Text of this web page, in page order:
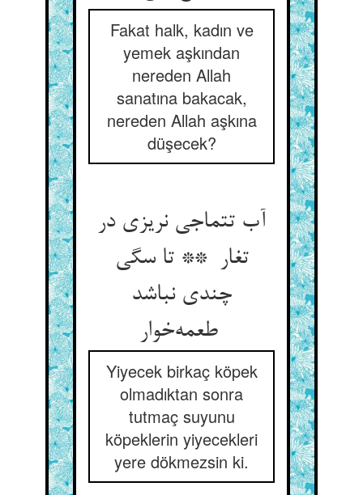
Fakat halk, kadın ve
yemek aşkından
nereden Allah
sanatına bakacak,
nereden Allah aşkına
düşecek?
آب تتماجی نریزی در
تغار ** تا سگی
چندی نباشد
طعمه‌خوار
Yiyecek birkaç köpek
olmadıktan sonra
tutmaç suyunu
köpeklerin yiyecekleri
yere dökmezsin ki.